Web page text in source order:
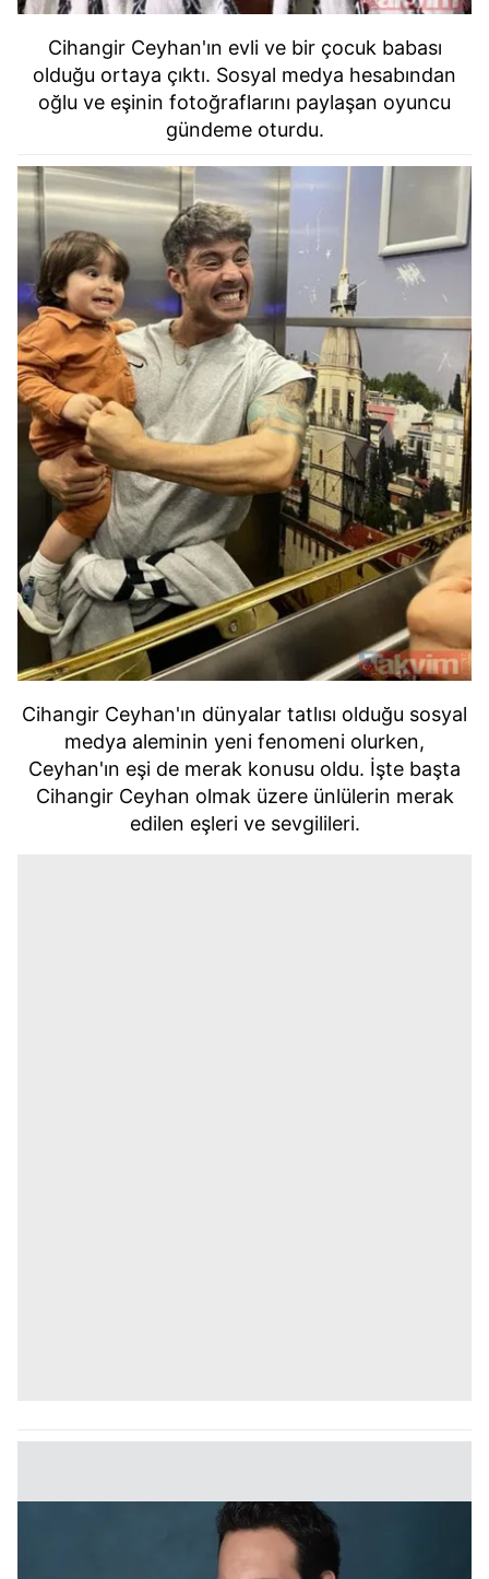
Cihangir Ceyhan'ın evli ve bir çocuk babası
olduğu ortaya çıktı. Sosyal medya hesabından
oğlu ve eşinin fotoğraflarını paylaşan oyuncu
gündeme oturdu.
Cihangir Ceyhan'ın dünyalar tatlısı olduğu sosyal
medya aleminin yeni fenomeni olurken,
Ceyhan'ın eşi de merak konusu oldu. İşte başta
Cihangir Ceyhan olmak üzere ünlülerin merak
edilen eşleri ve sevgilileri.